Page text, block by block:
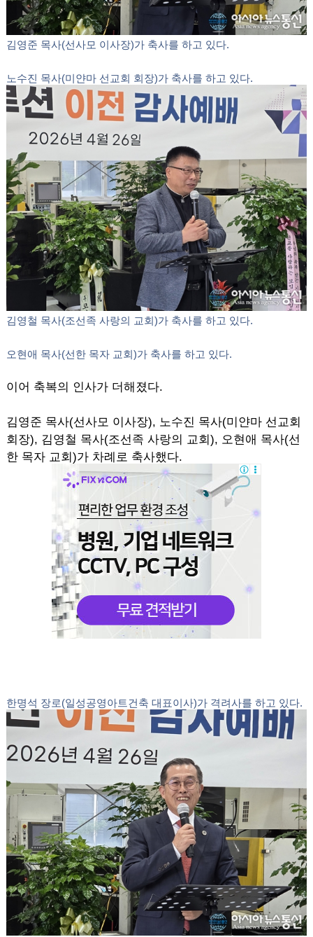
김영준 목사(선사모 이사장)가 축사를 하고 있다.
노수진 목사(미얀마 선교회 회장)가 축사를 하고 있다.
김영철 목사(조선족 사랑의 교회)가 축사를 하고 있다.
오현애 목사(선한 목자 교회)가 축사를 하고 있다.
이어 축복의 인사가 더해졌다.
김영준 목사(선사모 이사장), 노수진 목사(미얀마 선교회
회장), 김영철 목사(조선족 사랑의 교회), 오현애 목사(선
한 목자 교회)가 차례로 축사했다.